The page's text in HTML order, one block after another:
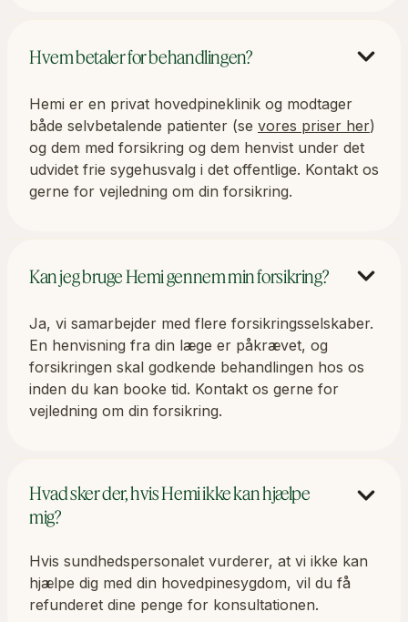
Hvem betaler for behandlingen?
Hemi er en privat hovedpineklinik og modtager
både selvbetalende patienter (se vores priser her)
og dem med forsikring og dem henvist under det
udvidet frie sygehusvalg i det offentlige. Kontakt os
gerne for vejledning om din forsikring.
Kan jeg bruge Hemi gennem min forsikring?
Ja, vi samarbejder med flere forsikringsselskaber.
En henvisning fra din læge er påkrævet, og
forsikringen skal godkende behandlingen hos os
inden du kan booke tid. Kontakt os gerne for
vejledning om din forsikring.
Hvad sker der, hvis Hemi ikke kan hjælpe
mig?
Hvis sundhedspersonalet vurderer, at vi ikke kan
hjælpe dig med din hovedpinesygdom, vil du få
refunderet dine penge for konsultationen.